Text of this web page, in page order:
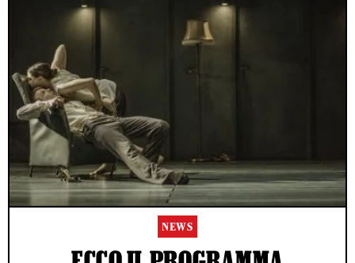
NEWS